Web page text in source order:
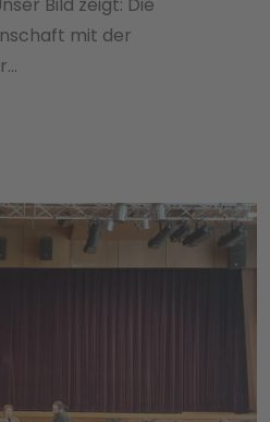
Bild zeigt: Die
mit der